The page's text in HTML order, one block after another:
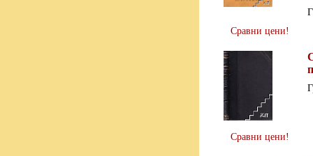
Сравни цени!
Сравни цени!